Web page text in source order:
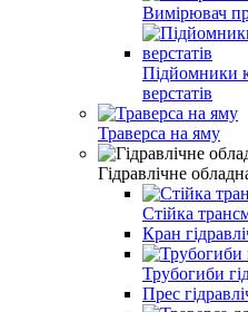
Вимірювач
Підйомники
верстатів
Траверса на яму
Гідравлічне
Стійка
Кран
Трубогиби
Прес